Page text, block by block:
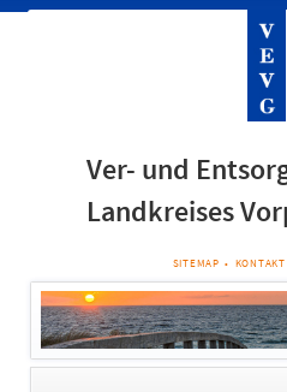
Ver- und
Landkreises
NAVIGATION
SITEMAP KONTAKT